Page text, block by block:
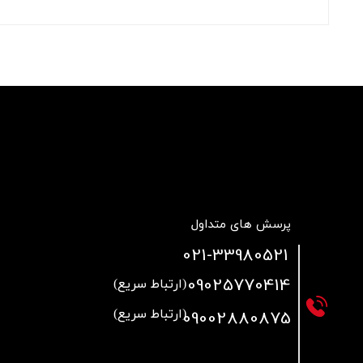
پرسش های متداول
021-33980521
09025770414(ارتباط سریع)
09002880875(ارتباط سریع)